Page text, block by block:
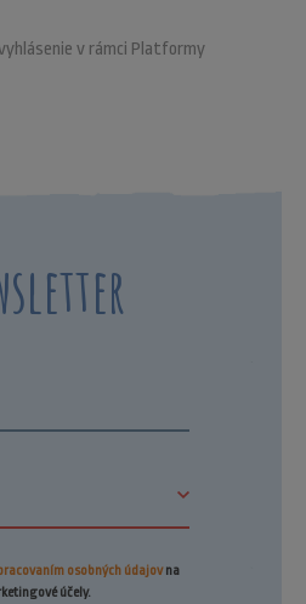
v rámci Platformy
osobných údajovna
účely.